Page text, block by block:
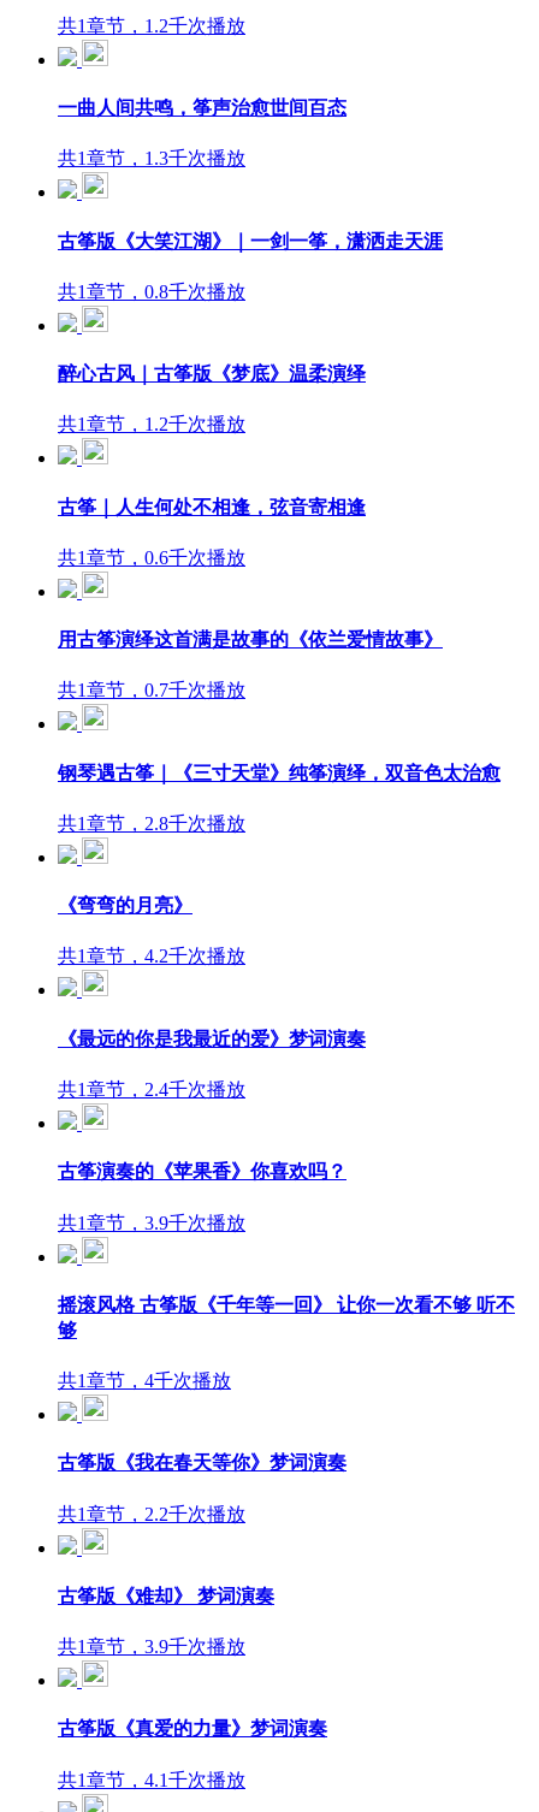
共1章节，1.2千次播放
一曲人间共鸣，筝声治愈世间百态
共1章节，1.3千次播放
古筝版《大笑江湖》｜一剑一筝，潇洒走天涯
共1章节，0.8千次播放
醉心古风｜古筝版《梦底》温柔演绎
共1章节，1.2千次播放
古筝｜人生何处不相逢，弦音寄相逢
共1章节，0.6千次播放
用古筝演绎这首满是故事的《依兰爱情故事》
共1章节，0.7千次播放
钢琴遇古筝｜《三寸天堂》纯筝演绎，双音色太治愈
共1章节，2.8千次播放
《弯弯的月亮》
共1章节，4.2千次播放
《最远的你是我最近的爱》梦词演奏
共1章节，2.4千次播放
古筝演奏的《苹果香》你喜欢吗？
共1章节，3.9千次播放
摇滚风格 古筝版《千年等一回》 让你一次看不够 听不
够
共1章节，4千次播放
古筝版《我在春天等你》梦词演奏
共1章节，2.2千次播放
古筝版《难却》 梦词演奏
共1章节，3.9千次播放
古筝版《真爱的力量》梦词演奏
共1章节，4.1千次播放